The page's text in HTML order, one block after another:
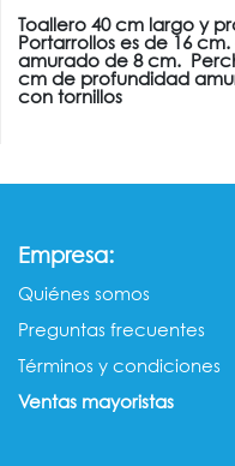
Toallero 40 cm largo y
Portarrollos es de 16
amurado de 8 cm.
cm de profundidad
con tornillos
Empresa:
Quiénes somos​​
Preguntas frecuentes
Términos y condiciones
Ventas mayorista​s